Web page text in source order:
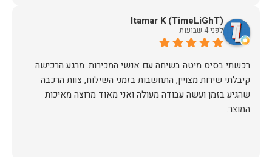
Itamar K (TimeLiGhT)
לפני 4 שבועות
רכשתי בסיס מיטה בשיחה עם אנשי המכירות. מרגע הרכישה
קיבלתי שירות מצויין, התחשבות בזמני השילוח, צוות הרכבה
שהגיע בזמן ועשה עבודה מעולה ואני מאוד מרוצה מאיכות
המוצר.